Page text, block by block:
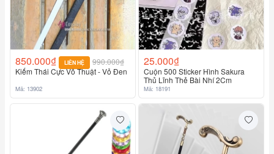
850.000₫ LIÊN HỆ
990.000₫
Kiếm Thái Cực Võ Thuật - Vỏ Đen
Mã: 13902
25.000₫
Cuộn 500 Sticker Hình Sakura
Thủ Lĩnh Thẻ Bài Nhí 2Cm
Mã: 18191